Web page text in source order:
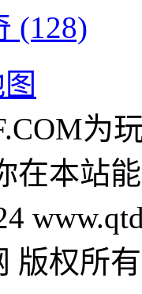
(128)
为
在本站
版权所有